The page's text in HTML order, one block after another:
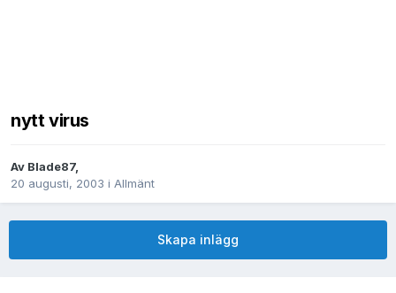
nytt virus
Av Blade87,
20 augusti, 2003 i Allmänt
Skapa inlägg